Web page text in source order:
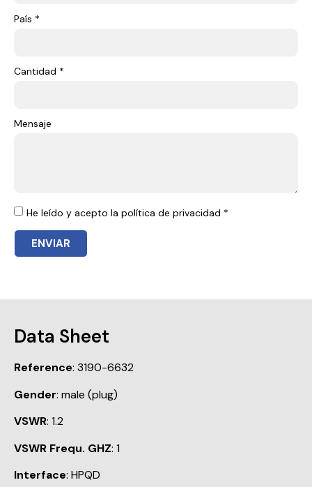
País *
Cantidad *
Mensaje
He leído y acepto la política de privacidad *
ENVIAR
Data Sheet
Reference: 3190-6632
Gender: male (plug)
VSWR: 1.2
VSWR Frequ. GHZ: 1
Interface: HPQD